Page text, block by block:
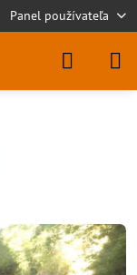
Panel používateľa